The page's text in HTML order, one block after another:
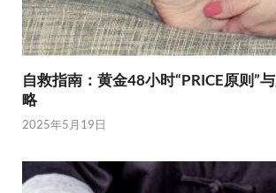
自救指南：黄金48小时“PRICE原则”
略
2025年5月19日